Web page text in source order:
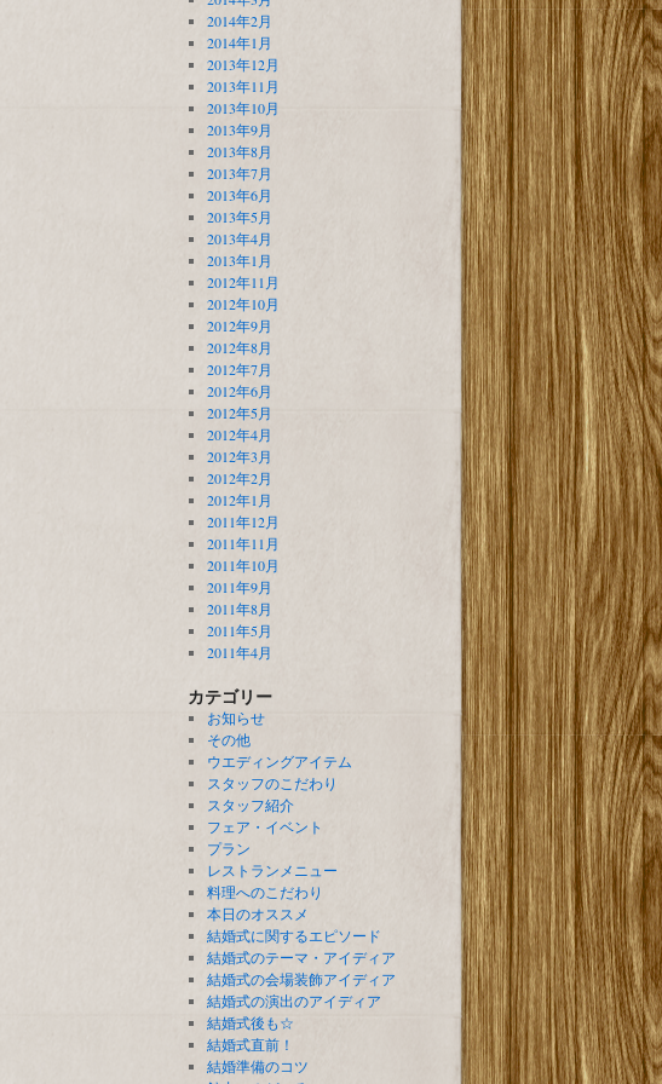
2014年2月
2014年1月
2013年12月
2013年11月
2013年10月
2013年9月
2013年8月
2013年7月
2013年6月
2013年5月
2013年4月
2013年1月
2012年11月
2012年10月
2012年9月
2012年8月
2012年7月
2012年6月
2012年5月
2012年4月
2012年3月
2012年2月
2012年1月
2011年12月
2011年11月
2011年10月
2011年9月
2011年8月
2011年5月
2011年4月
カテゴリー
お知らせ
その他
ウエディングアイテム
スタッフのこだわり
スタッフ紹介
フェア・イベント
プラン
レストランメニュー
料理へのこだわり
本日のオススメ
結婚式に関するエピソード
結婚式のテーマ・アイディア
結婚式の会場装飾アイディア
結婚式の演出のアイディア
結婚式後も☆
結婚式直前！
結婚準備のコツ